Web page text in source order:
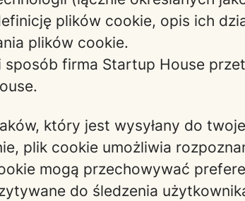
plików cookie, opis ich
plików cookie.
firma Startup House
który jest wysyłany do
plik cookie umożliwia
mogą przechowywać
do śledzenia